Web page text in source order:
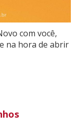
com você,
na hora de abrir